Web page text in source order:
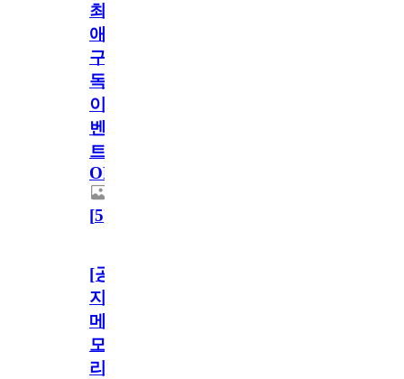
최
애
구
독
이
벤
트
OPEN!
[5]
[공
지]
메
모
리